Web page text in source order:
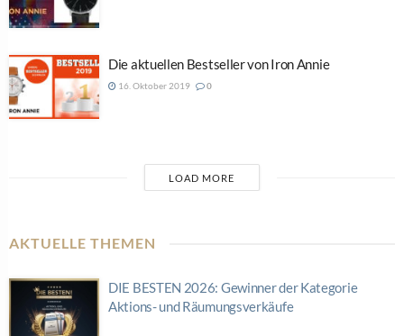
Die aktuellen Bestseller von Iron Annie
16. Oktober 2019 0
LOAD MORE
AKTUELLE THEMEN
DIE BESTEN 2026: Gewinner der Kategorie
Aktions- und Räumungsverkäufe